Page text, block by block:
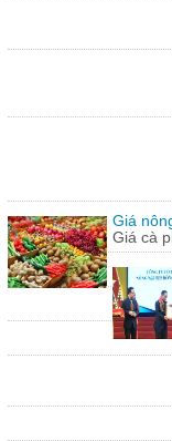
Giá
Giá cà